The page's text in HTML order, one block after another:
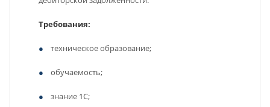
Требования:
техническое образование;
обучаемость;
знание 1С;